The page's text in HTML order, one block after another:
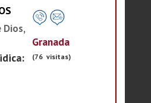
Dios,
Granada
(76 visitas)